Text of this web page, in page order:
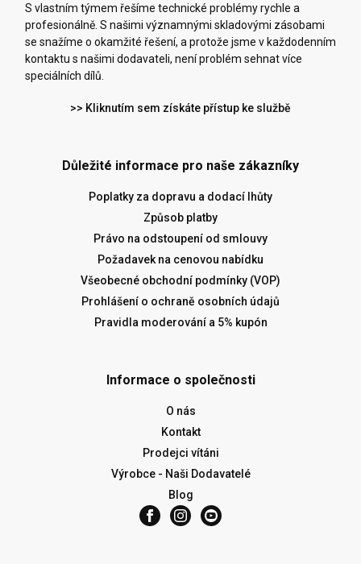
S vlastním týmem řešíme technické problémy rychle a
profesionálně. S našimi významnými skladovými zásobami
se snažíme o okamžité řešení, a protože jsme v každodenním
kontaktu s našimi dodavateli, není problém sehnat více
speciálních dílů.
>> Kliknutím sem získáte přístup ke službě
Důležité informace pro naše zákazníky
Poplatky za dopravu a dodací lhůty
Způsob platby
Právo na odstoupení od smlouvy
Požadavek na cenovou nabídku
Všeobecné obchodní podmínky (VOP)
Prohlášení o ochraně osobních údajů
Pravidla moderování a 5% kupón
Informace o společnosti
O nás
Kontakt
Prodejci vítáni
Výrobce - Naši Dodavatelé
Blog